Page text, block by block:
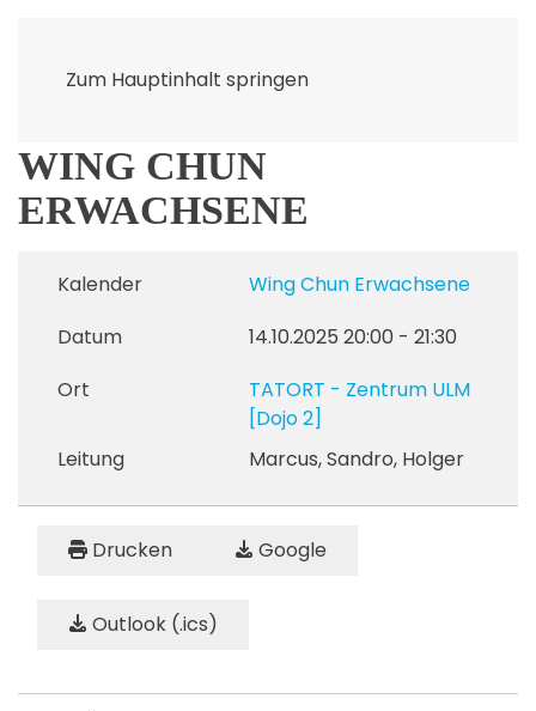
Zum Hauptinhalt springen
WING CHUN
ERWACHSENE
Kalender
Wing Chun Erwachsene
Datum
14.10.2025 20:00 - 21:30
Ort
TATORT - Zentrum ULM
[Dojo 2]
Leitung
Marcus, Sandro, Holger
Drucken Google
Outlook (.ics)